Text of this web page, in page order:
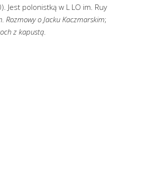
Jest polonistką w L LO im. Ruy
Rozmowy o Jacku Kaczmarskim;
z kapustą.